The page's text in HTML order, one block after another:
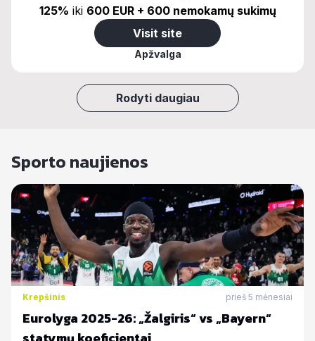
125% iki 600 EUR + 600 nemokamų sukimų
Visit site
Apžvalga
Rodyti daugiau
Sporto naujienos
Krepšinis prieš 5 mėnesiai
Eurolyga 2025-26: „Žalgiris“ vs „Bayern“